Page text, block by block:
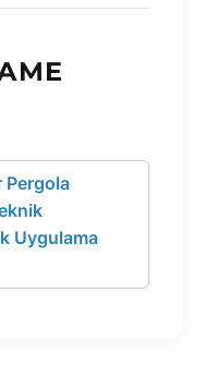
Pergola
Uygulama